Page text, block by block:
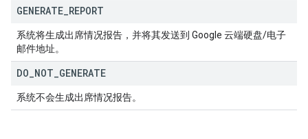
GENERATE REPORT
系统将生成出席情况报告，并将其发送到 Google 云端硬盘/电子
邮件地址。
DO NOT GENERATE
系统不会生成出席情况报告。